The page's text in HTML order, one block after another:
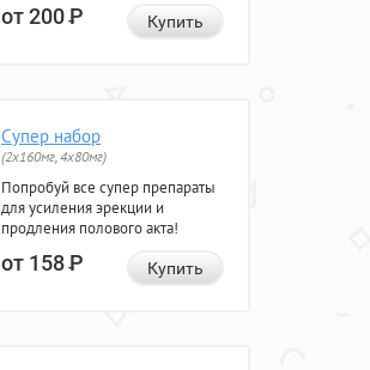
от 200Р Купить
Супер набор
(2х160мг, 4х80мг)
Попробуй все супер препараты
для усиления эрекции и
продления полового акта!
от 158Р Купить